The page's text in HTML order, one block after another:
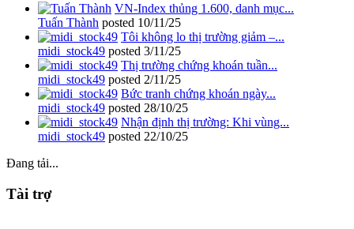
VN-Index thủng 1.600, danh mục...
Tuấn Thành posted 10/11/25
Tôi không lo thị trường giảm –...
midi_stock49 posted 3/11/25
Thị trường chứng khoán tuần...
midi_stock49 posted 2/11/25
Bức tranh chứng khoán ngày...
midi_stock49 posted 28/10/25
Nhận định thị trường: Khi vùng...
midi_stock49 posted 22/10/25
Đang tải...
Tài trợ